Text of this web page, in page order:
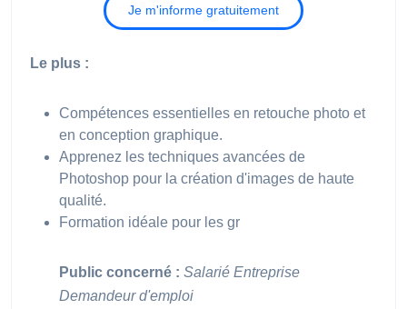
Je m'informe gratuitement
Le plus :
Compétences essentielles en retouche photo et
en conception graphique.
Apprenez les techniques avancées de
Photoshop pour la création d'images de haute
qualité.
Formation idéale pour les gr
Public concerné : Salarié Entreprise
Demandeur d'emploi